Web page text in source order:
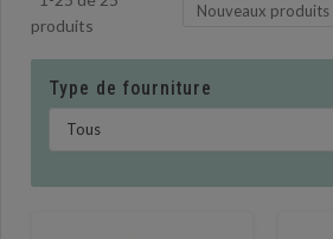
produits
Nouveaux
Type de fourniture